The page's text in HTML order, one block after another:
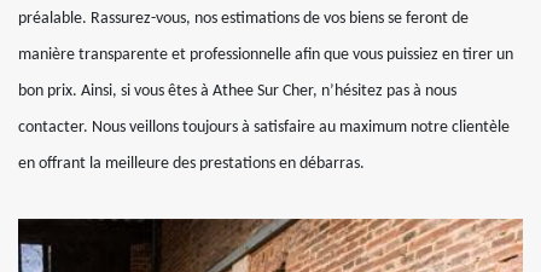
préalable. Rassurez-vous, nos estimations de vos biens se feront de
manière transparente et professionnelle afin que vous puissiez en tirer un
bon prix. Ainsi, si vous êtes à Athee Sur Cher, n’hésitez pas à nous
contacter. Nous veillons toujours à satisfaire au maximum notre clientèle
en offrant la meilleure des prestations en débarras.